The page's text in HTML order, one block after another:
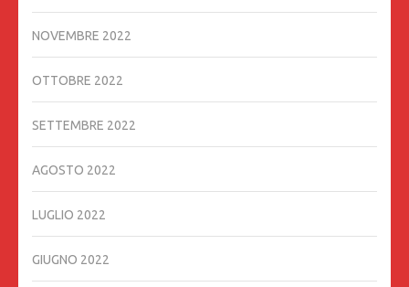
NOVEMBRE 2022
OTTOBRE 2022
SETTEMBRE 2022
AGOSTO 2022
LUGLIO 2022
GIUGNO 2022